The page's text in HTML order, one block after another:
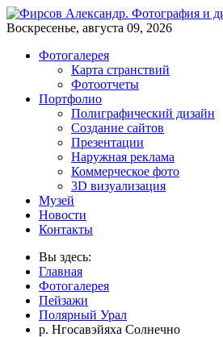
Воскресенье, августа 09, 2026
Фотогалерея
Карта странствий
Фотоотчеты
Портфолио
Полиграфический дизайн
Создание сайтов
Презентации
Наружная реклама
Коммерческое фото
3D визуализация
Музей
Новости
Контакты
Вы здесь:
Главная
Фотогалерея
Пейзажи
Полярный Урал
р. Нгосавэйяха Солнечно